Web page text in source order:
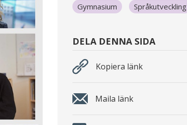
Gymnasium
Språkutveckling
DELA DENNA SIDA
Kopiera länk
Maila länk